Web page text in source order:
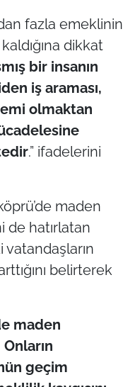
fazla emeklinin
dikkat
bir insanın
iş araması,
olmaktan
.” ifadelerini
maden
de hatırlatan
vatandaşların
belirterek
maden
geçim